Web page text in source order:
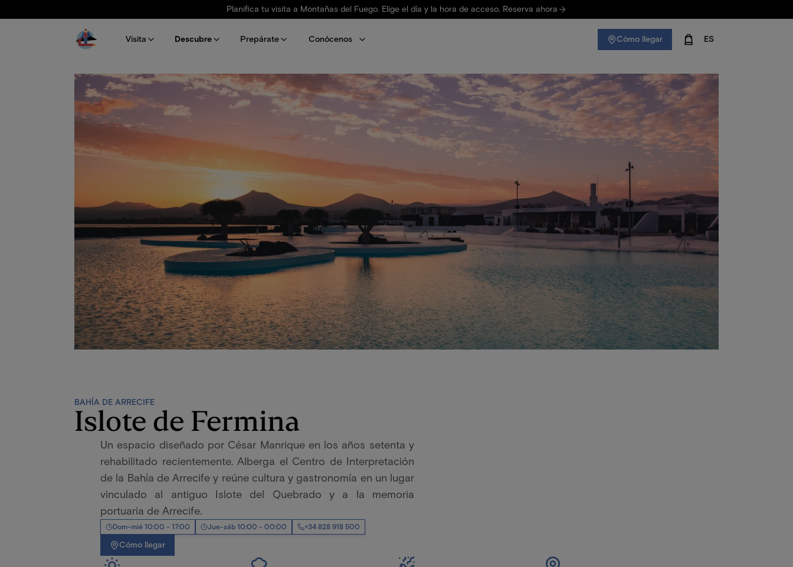
Planifica tu visita a Montañas del Fuego. Elige el día y la hora de acceso. Reserva ahora
Cómo llegar ES
Visita Descubre Prepárate Conócenos
BAHÍA DE ARRECIFE
Islote de Fermina
Un espacio diseñado por César Manrique en los años setenta y
rehabilitado recientemente. Alberga el Centro de Interpretación
de la Bahía de Arrecife y reúne cultura y gastronomía en un lugar
vinculado al antiguo Islote del Quebrado y a la memoria
portuaria de Arrecife.
Dom-mié 10:00 - 17:00 Jue-sáb 10:00 - 00:00 +34 828 918 500
Cómo llegar